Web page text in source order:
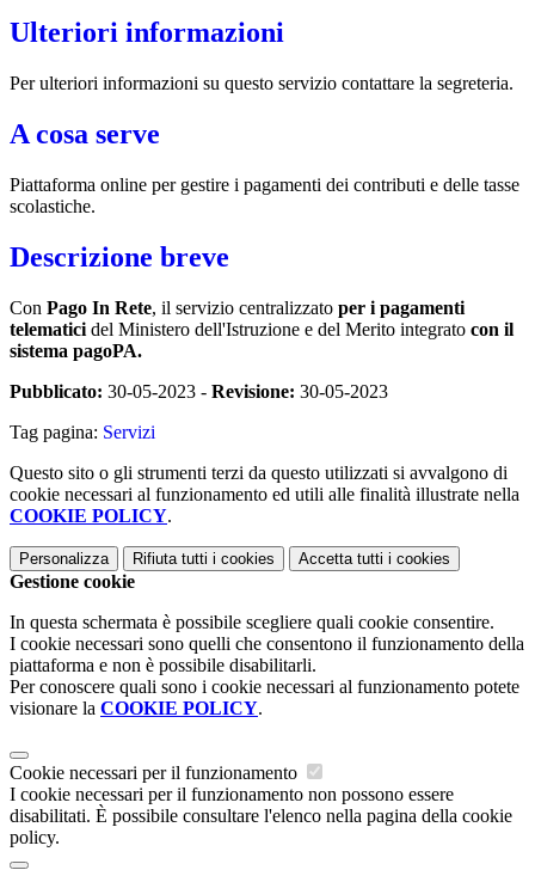
Ulteriori informazioni
Per ulteriori informazioni su questo servizio contattare la segreteria.
A cosa serve
Piattaforma online per gestire i pagamenti dei contributi e delle tasse
scolastiche.
Descrizione breve
Con Pago In Rete, il servizio centralizzato per i pagamenti
telematici del Ministero dell'Istruzione e del Merito integrato con il
sistema pagoPA.
Pubblicato: 30-05-2023 - Revisione: 30-05-2023
Tag pagina: Servizi
Questo sito o gli strumenti terzi da questo utilizzati si avvalgono di
cookie necessari al funzionamento ed utili alle finalità illustrate nella
COOKIE POLICY.
Personalizza Rifiuta tutti i cookies Accetta tutti i cookies
Gestione cookie
In questa schermata è possibile scegliere quali cookie consentire.
I cookie necessari sono quelli che consentono il funzionamento della
piattaforma e non è possibile disabilitarli.
Per conoscere quali sono i cookie necessari al funzionamento potete
visionare la COOKIE POLICY.
Cookie necessari per il funzionamento
I cookie necessari per il funzionamento non possono essere
disabilitati. È possibile consultare l'elenco nella pagina della cookie
policy.